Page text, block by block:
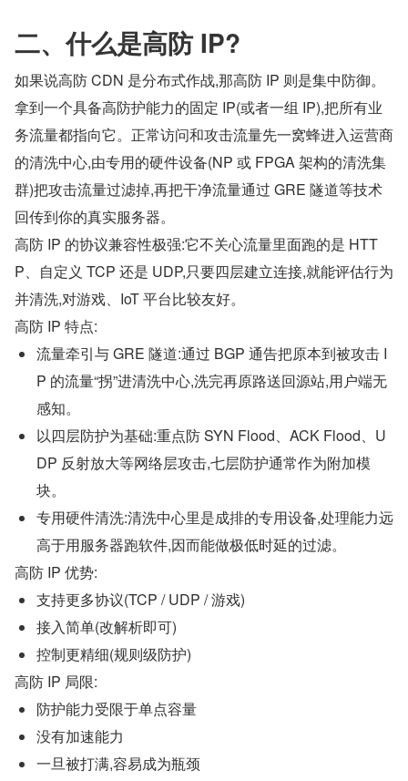
二、什么是高防 IP?
如果说高防 CDN 是分布式作战,那高防 IP 则是集中防御。
拿到一个具备高防护能力的固定 IP(或者一组 IP),把所有业
务流量都指向它。正常访问和攻击流量先一窝蜂进入运营商
的清洗中心,由专用的硬件设备(NP 或 FPGA 架构的清洗集
群)把攻击流量过滤掉,再把干净流量通过 GRE 隧道等技术
回传到你的真实服务器。
高防 IP 的协议兼容性极强:它不关心流量里面跑的是 HTT
P、自定义 TCP 还是 UDP,只要四层建立连接,就能评估行为
并清洗,对游戏、IoT 平台比较友好。
高防 IP 特点:
流量牵引与 GRE 隧道:通过 BGP 通告把原本到被攻击 I
P 的流量“拐”进清洗中心,洗完再原路送回源站,用户端无
感知。
以四层防护为基础:重点防 SYN Flood、ACK Flood、U
DP 反射放大等网络层攻击,七层防护通常作为附加模
块。
专用硬件清洗:清洗中心里是成排的专用设备,处理能力远
高于用服务器跑软件,因而能做极低时延的过滤。
高防 IP 优势:
支持更多协议(TCP / UDP / 游戏)
接入简单(改解析即可)
控制更精细(规则级防护)
高防 IP 局限:
防护能力受限于单点容量
没有加速能力
一旦被打满,容易成为瓶颈